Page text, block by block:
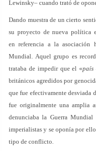
Lewinsky– cuando trató de
Dando muestra de un cierto
su proyecto de nueva política
en referencia a la asociación
Mundial. Aquel grupo es
trataba de impedir que el «país
británicos agredidos por
que fue efectivamente desviada
fue originalmente una amplia
denunciaba la Guerra
imperialistas y se oponía por
tipo de conflicto.